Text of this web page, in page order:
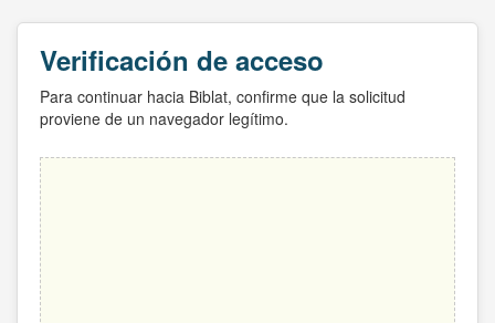
Verificación de acceso
Para continuar hacia Biblat, confirme que la solicitud
proviene de un navegador legítimo.